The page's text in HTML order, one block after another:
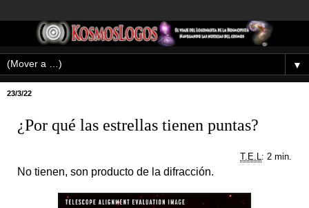
▼
23/3/22
¿Por qué las estrellas tienen puntas?
T.E.L : 2 min.
No tienen, son producto de la difracción.